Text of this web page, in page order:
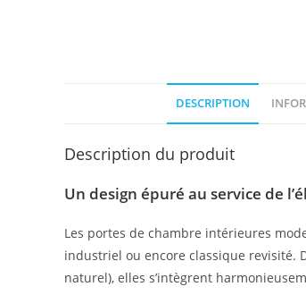
DESCRIPTION
Description du produit
Un design épuré au service de
Les portes de chambre intérieures
industriel ou encore classique revisité.
naturel), elles s’intègrent